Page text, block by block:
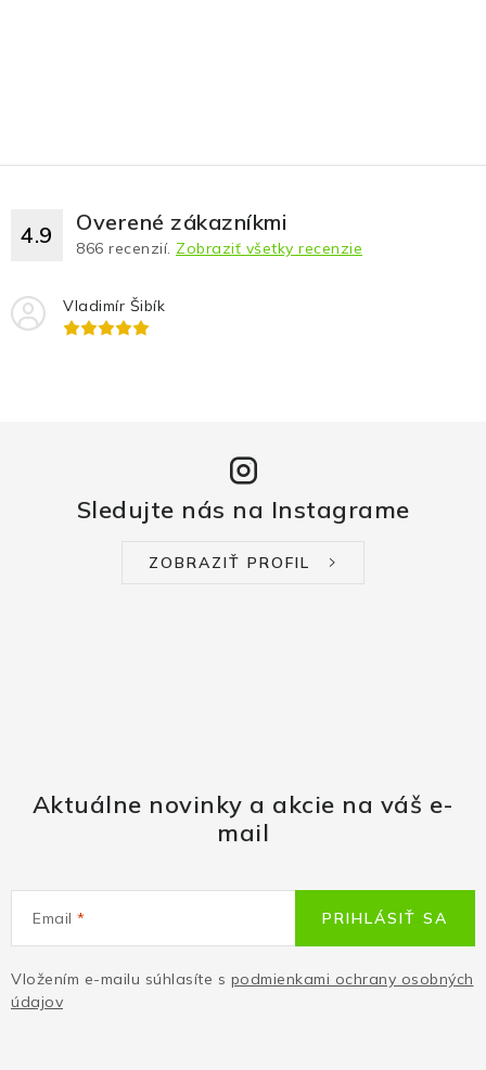
4.9 Overené zákazníkmi
866 recenzií. Zobraziť všetky recenzie
Vladimír Šibík
Sledujte nás na Instagrame
ZOBRAZIŤ PROFIL
Aktuálne novinky a akcie na váš e-
mail
Email
Vložením e-mailu súhlasíte s podmienkami ochrany osobných
údajov
PRIHLÁSIŤ SA